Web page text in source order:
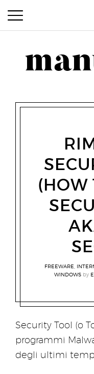
(HOW
FREEWARE
WINDOWS by
Security Tool (o
programmi
degli ultimi